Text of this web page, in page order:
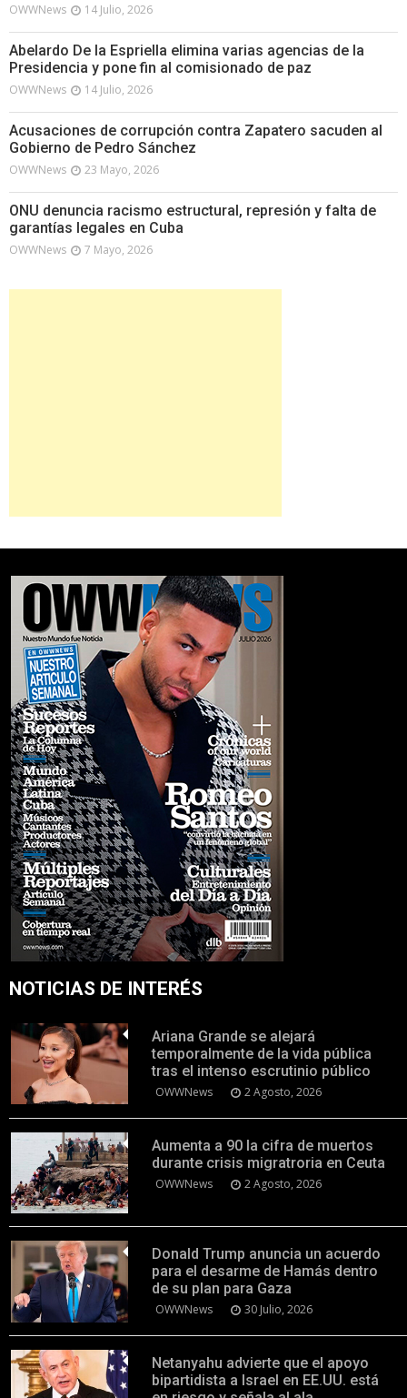
OWWNews 14 Julio, 2026
Abelardo De la Espriella elimina varias agencias de la
Presidencia y pone fin al comisionado de paz
OWWNews 14 Julio, 2026
Acusaciones de corrupción contra Zapatero sacuden al
Gobierno de Pedro Sánchez
OWWNews 23 Mayo, 2026
ONU denuncia racismo estructural, represión y falta de
garantías legales en Cuba
OWWNews 7 Mayo, 2026
NOTICIAS DE INTERÉS
Ariana Grande se alejará
temporalmente de la vida pública
tras el intenso escrutinio público
OWWNews 2 Agosto, 2026
Aumenta a 90 la cifra de muertos
durante crisis migratroria en Ceuta
OWWNews 2 Agosto, 2026
Donald Trump anuncia un acuerdo
para el desarme de Hamás dentro
de su plan para Gaza
OWWNews 30 Julio, 2026
Netanyahu advierte que el apoyo
bipartidista a Israel en EE.UU. está